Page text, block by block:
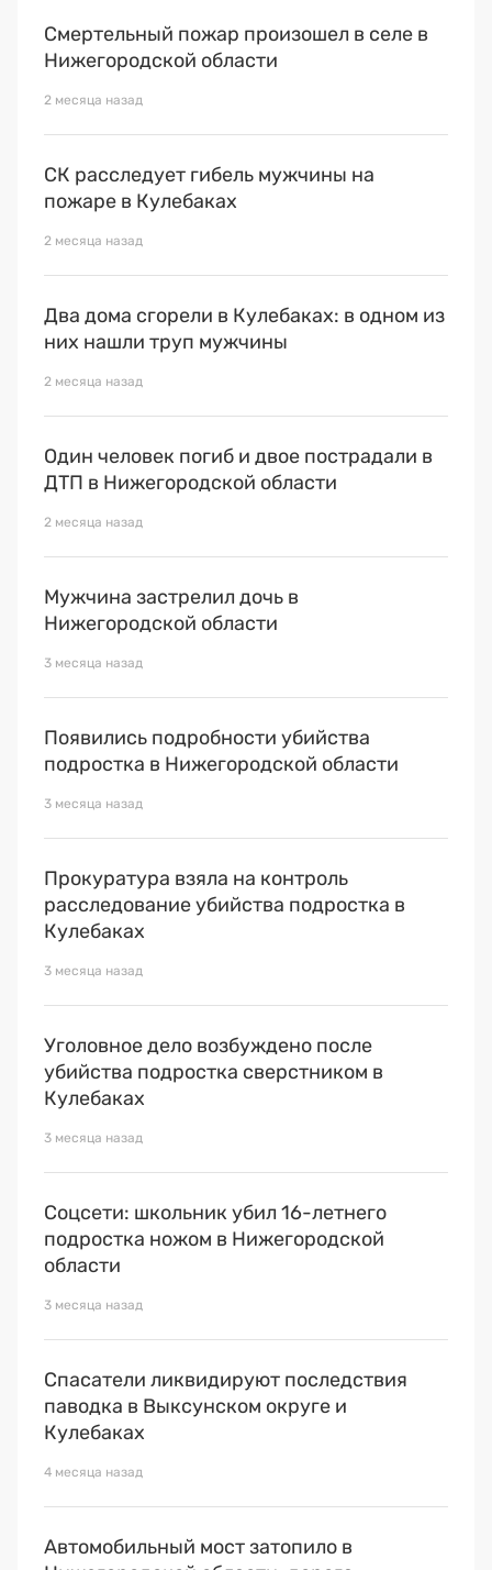
Смертельный пожар произошел в селе в
Нижегородской области
2 месяца назад
СК расследует гибель мужчины на
пожаре в Кулебаках
2 месяца назад
Два дома сгорели в Кулебаках: в одном из
них нашли труп мужчины
2 месяца назад
Один человек погиб и двое пострадали в
ДТП в Нижегородской области
2 месяца назад
Мужчина застрелил дочь в
Нижегородской области
3 месяца назад
Появились подробности убийства
подростка в Нижегородской области
3 месяца назад
Прокуратура взяла на контроль
расследование убийства подростка в
Кулебаках
3 месяца назад
Уголовное дело возбуждено после
убийства подростка сверстником в
Кулебаках
3 месяца назад
Соцсети: школьник убил 16-летнего
подростка ножом в Нижегородской
области
3 месяца назад
Спасатели ликвидируют последствия
паводка в Выксунском округе и
Кулебаках
4 месяца назад
Автомобильный мост затопило в